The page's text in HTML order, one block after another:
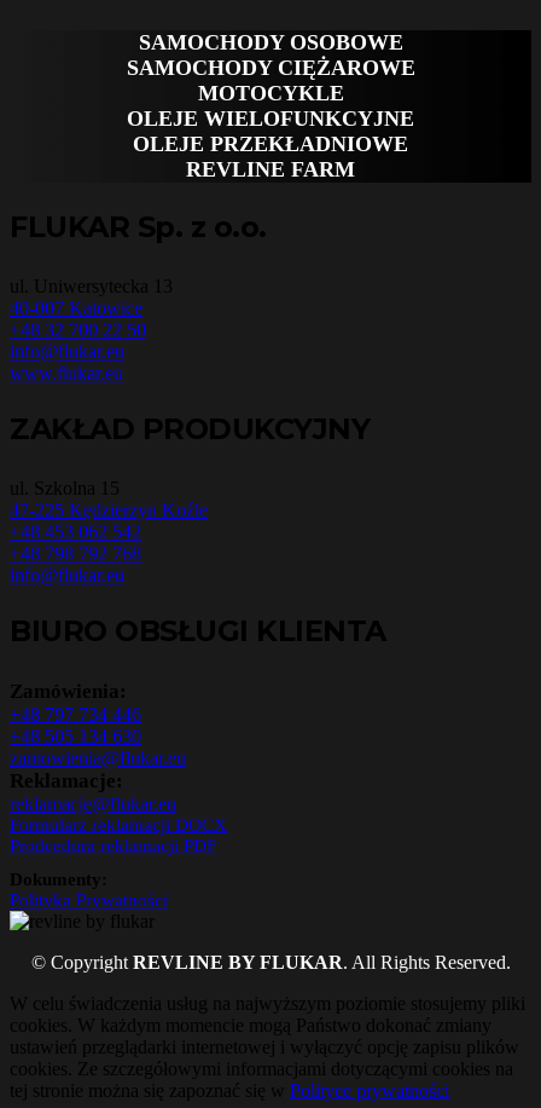
SAMOCHODY OSOBOWE
SAMOCHODY CIĘŻAROWE
MOTOCYKLE
OLEJE WIELOFUNKCYJNE
OLEJE PRZEKŁADNIOWE
REVLINE FARM
FLUKAR Sp. z o.o.
ul. Uniwersytecka 13
40-007 Katowice
+48 32 700 22 50
info@flukar.eu
www.flukar.eu
ZAKŁAD PRODUKCYJNY
ul. Szkolna 15
47-225 Kędzierzyn Koźle
+48 453 062 542
+48 798 792 768
info@flukar.eu
BIURO OBSŁUGI KLIENTA
Zamówienia:
+48 797 734 446
+48 505 134 630
zamowienia@flukar.eu
Reklamacje:
reklamacje@flukar.eu
Formularz reklamacji DOCX
Prodcedura reklamacji PDF
Dokumenty:
Polityka Prywatności
© Copyright REVLINE BY FLUKAR. All Rights Reserved.
W celu świadczenia usług na najwyższym poziomie stosujemy pliki
cookies. W każdym momencie mogą Państwo dokonać zmiany
ustawień przeglądarki internetowej i wyłączyć opcję zapisu plików
cookies. Ze szczegółowymi informacjami dotyczącymi cookies na
tej stronie można się zapoznać się w Polityce prywatności